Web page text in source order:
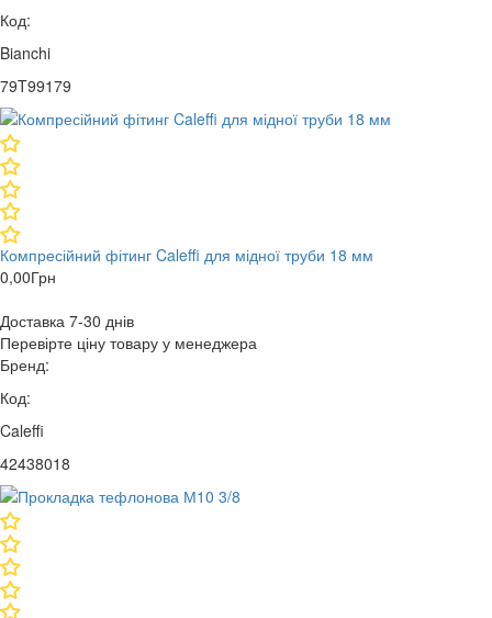
Код:
Bianchi
79T99179
Компресійний фітинг Caleffi для мідної труби 18 мм
0,00Грн
Доставка 7-30 днів
Перевірте ціну товару у менеджера
Бренд:
Код:
Caleffi
42438018